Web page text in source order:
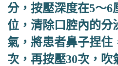
分，按壓深度在5～6
位，清除口腔內的分
氣，將患者鼻子捏住
次，再按壓30次，吹